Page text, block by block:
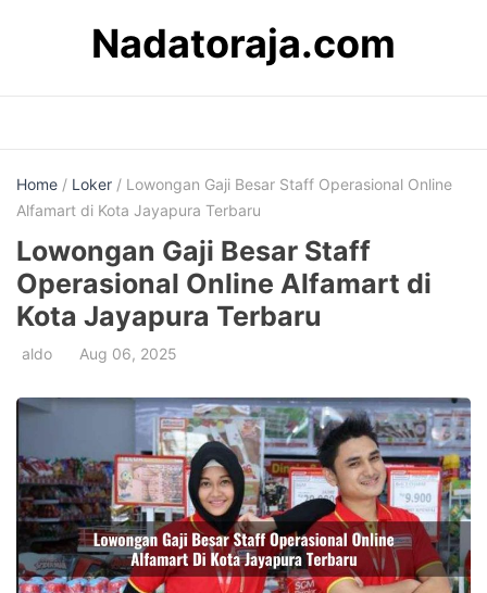
Nadatoraja.com
Home / Loker / Lowongan Gaji Besar Staff Operasional Online
Alfamart di Kota Jayapura Terbaru
Lowongan Gaji Besar Staff
Operasional Online Alfamart di
Kota Jayapura Terbaru
aldo Aug 06, 2025